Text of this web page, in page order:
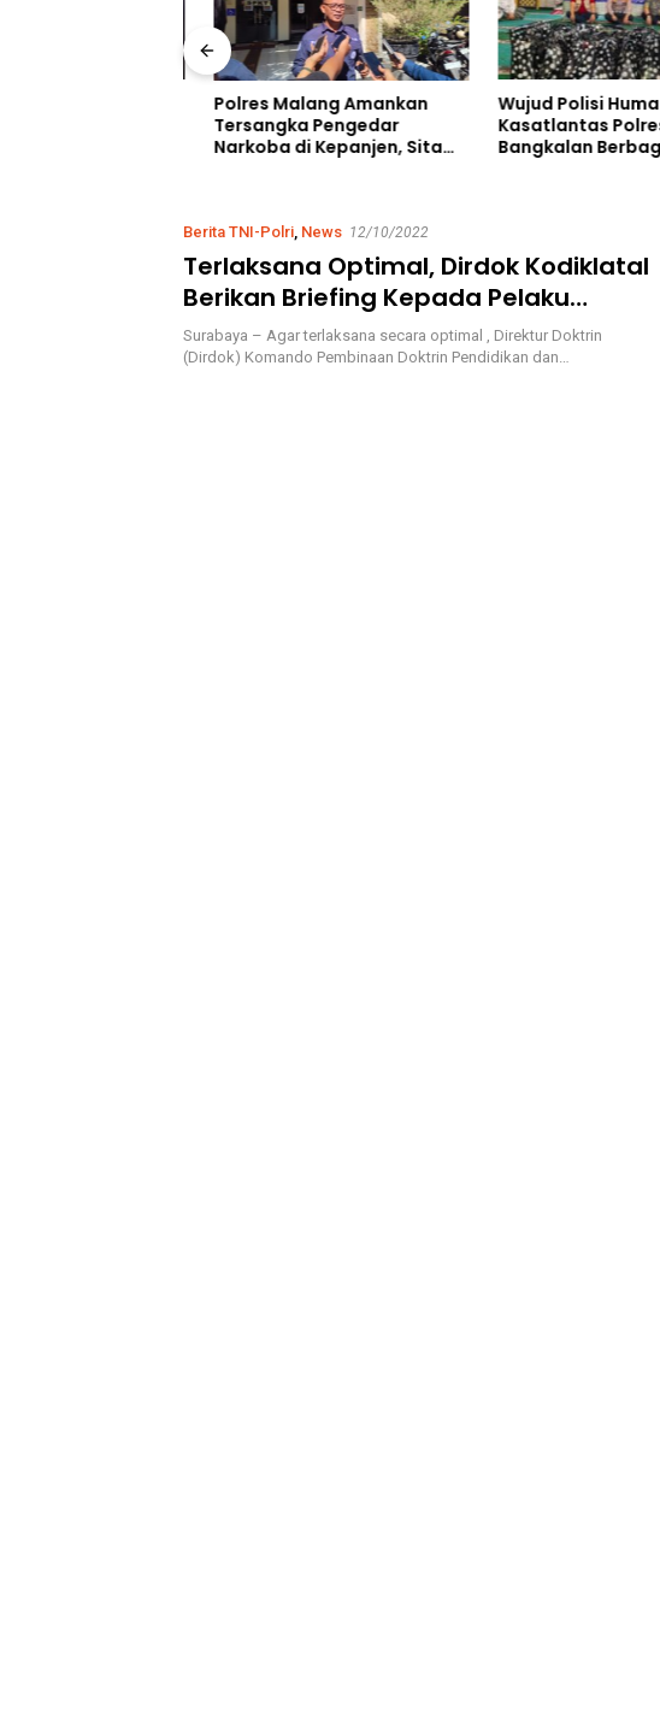
Polres Malang Amankan
Tersangka Pengedar
Narkoba di Kepanjen, Sita
Wujud Polisi Humanis,
Kasatlantas Polres
Bangkalan Berbagi
Berita TNI-Polri, News 12/10/2022
Terlaksana Optimal, Dirdok Kodiklatal
Berikan Briefing Kepada Pelaku
Latihan Armada Jaya XL Tahun 2022
Surabaya – Agar terlaksana secara optimal , Direktur Doktrin
(Dirdok) Komando Pembinaan Doktrin Pendidikan dan…